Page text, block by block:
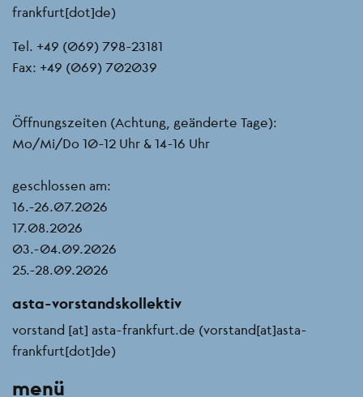
frankfurt[dot]de)
Tel. +49 (069) 798-23181
Fax: +49 (069) 702039
Öffnungszeiten (Achtung, geänderte Tage):
Mo/Mi/Do 10-12 Uhr & 14-16 Uhr
geschlossen am:
16.-26.07.2026
17.08.2026
03.-04.09.2026
25.-28.09.2026
asta-vorstandskollektiv
vorstand [at] asta-frankfurt.de (vorstand[at]asta-
frankfurt[dot]de)
menü